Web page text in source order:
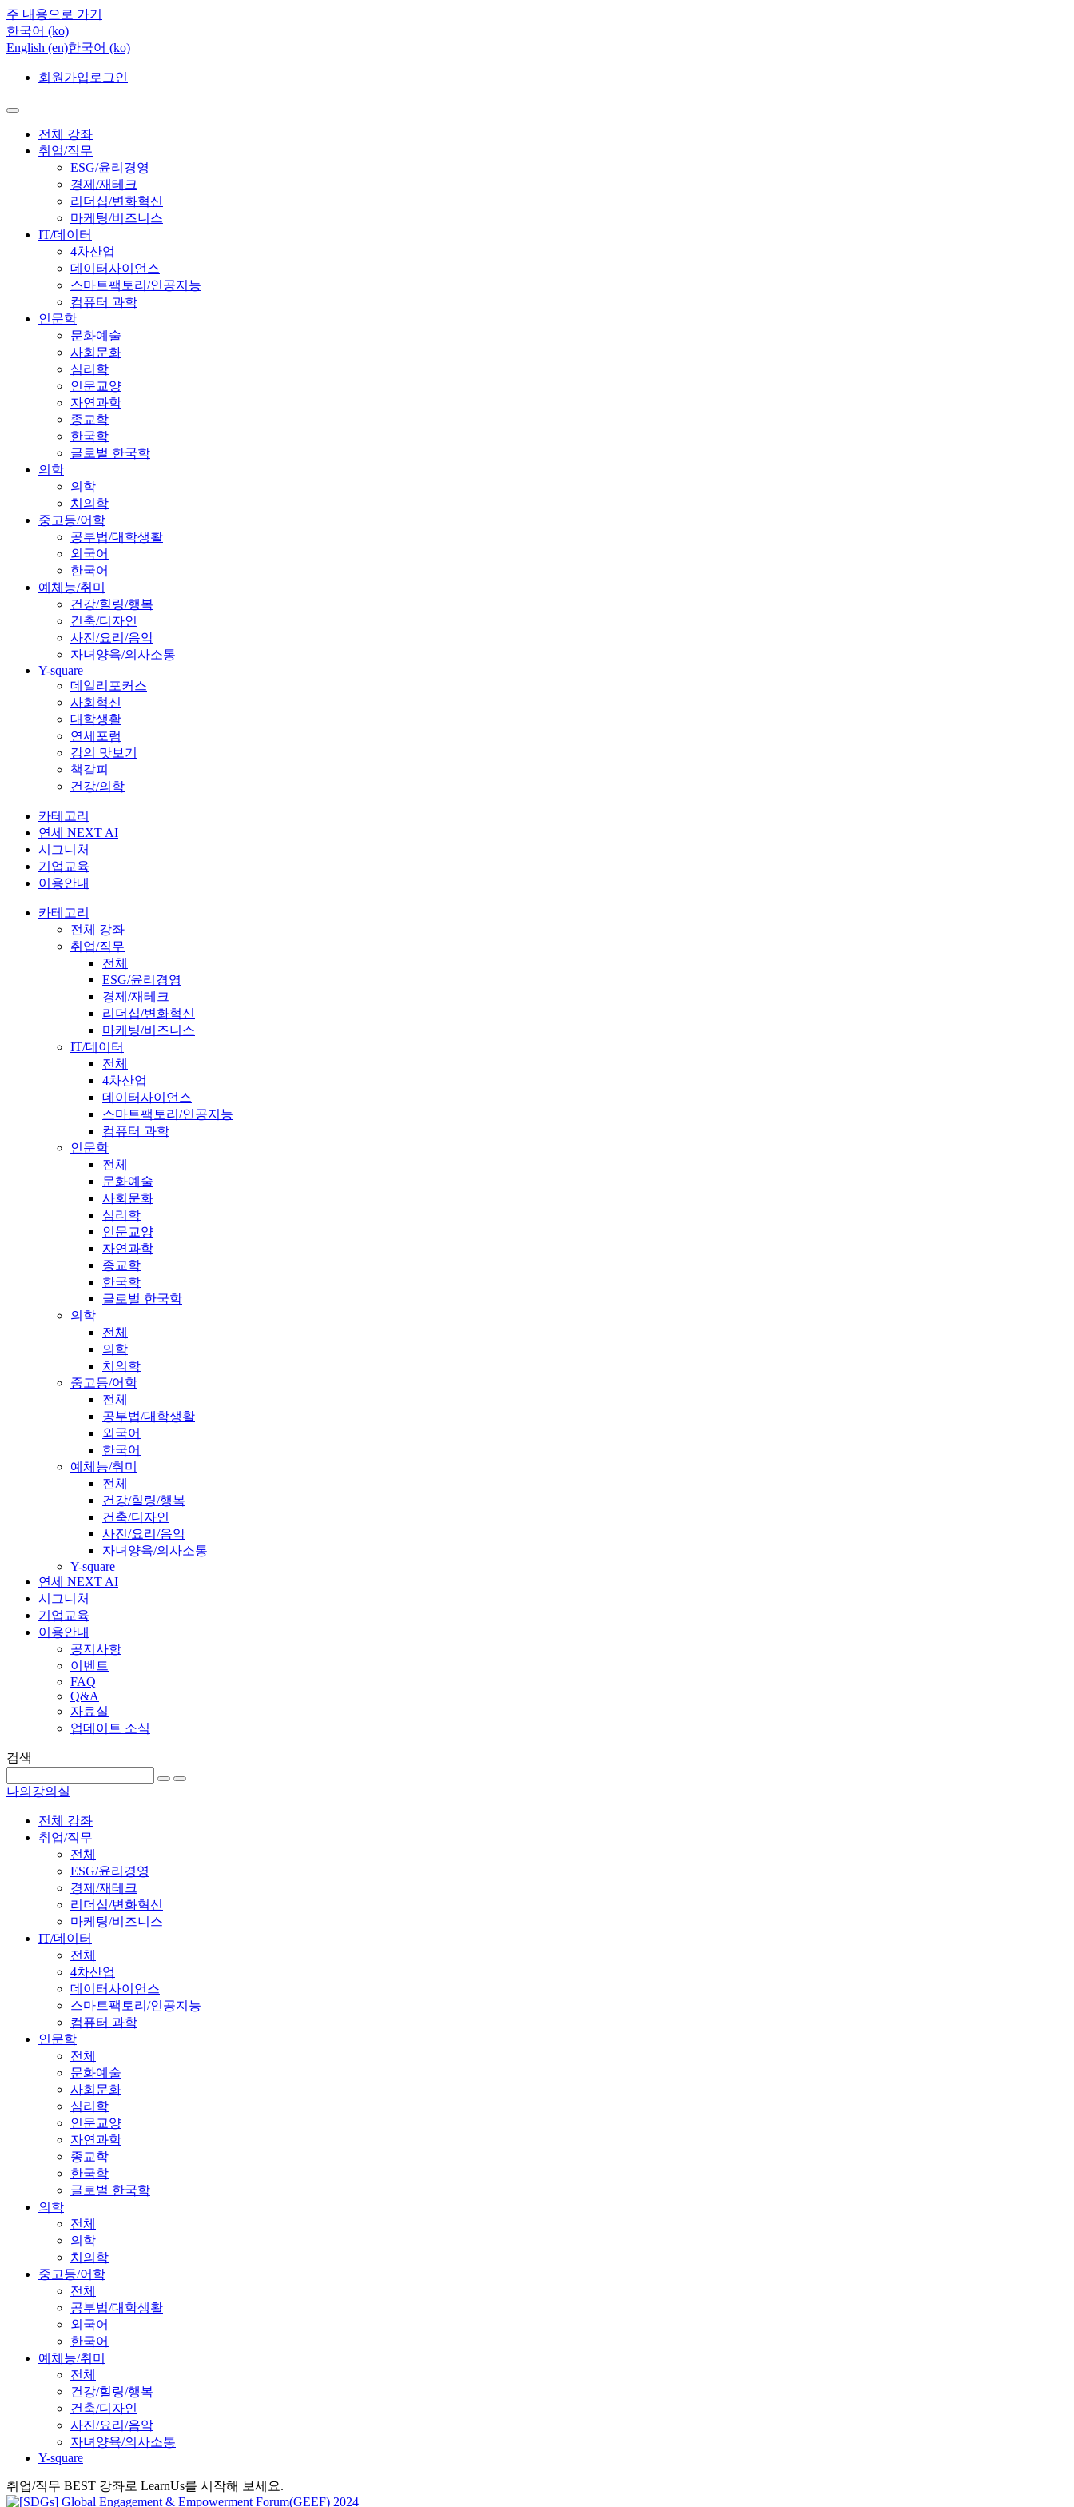
주 내용으로 가기
한국어 ‎(ko)‎
English ‎(en)‎한국어 ‎(ko)‎
회원가입 로그인
전체 강좌
취업/직무
ESG/윤리경영
경제/재테크
리더십/변화혁신
마케팅/비즈니스
IT/데이터
4차산업
데이터사이언스
스마트팩토리/인공지능
컴퓨터 과학
인문학
문화예술
사회문화
심리학
인문교양
자연과학
종교학
한국학
글로벌 한국학
의학
의학
치의학
중고등/어학
공부법/대학생활
외국어
한국어
예체능/취미
건강/힐링/행복
건축/디자인
사진/요리/음악
자녀양육/의사소통
Y-square
데일리포커스
사회혁신
대학생활
연세포럼
강의 맛보기
책갈피
건강/의학
카테고리
연세 NEXT AI
시그니처
기업교육
이용안내
카테고리
전체 강좌
취업/직무
전체
ESG/윤리경영
경제/재테크
리더십/변화혁신
마케팅/비즈니스
IT/데이터
전체
4차산업
데이터사이언스
스마트팩토리/인공지능
컴퓨터 과학
인문학
전체
문화예술
사회문화
심리학
인문교양
자연과학
종교학
한국학
글로벌 한국학
의학
전체
의학
치의학
중고등/어학
전체
공부법/대학생활
외국어
한국어
예체능/취미
전체
건강/힐링/행복
건축/디자인
사진/요리/음악
자녀양육/의사소통
Y-square
연세 NEXT AI
시그니처
기업교육
이용안내
공지사항
이벤트
FAQ
Q&A
자료실
업데이트 소식
검색
나의강의실
전체 강좌
취업/직무
전체
ESG/윤리경영
경제/재테크
리더십/변화혁신
마케팅/비즈니스
IT/데이터
전체
4차산업
데이터사이언스
스마트팩토리/인공지능
컴퓨터 과학
인문학
전체
문화예술
사회문화
심리학
인문교양
자연과학
종교학
한국학
글로벌 한국학
의학
전체
의학
치의학
중고등/어학
전체
공부법/대학생활
외국어
한국어
예체능/취미
전체
건강/힐링/행복
건축/디자인
사진/요리/음악
자녀양육/의사소통
Y-square
취업/직무 BEST 강좌로 LearnUs를 시작해 보세요.